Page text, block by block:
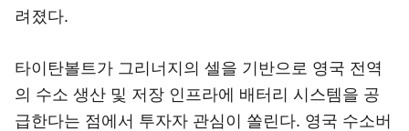
려졌다.
타이탄볼트가 그리너지의 셀을 기반으로 영국 전역
의 수소 생산 및 저장 인프라에 배터리 시스템을 공
급한다는 점에서 투자자 관심이 쏠린다. 영국 수소버